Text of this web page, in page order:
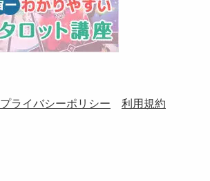
プライバシーポリシー 利用規約